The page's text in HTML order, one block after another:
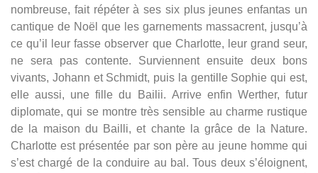
nombreuse, fait répéter à ses six plus jeunes enfantas un
cantique de Noël que les garnements massacrent, jusqu’à
ce qu’il leur fasse observer que Charlotte, leur grand seur,
ne sera pas contente. Surviennent ensuite deux bons
vivants, Johann et Schmidt, puis la gentille Sophie qui est,
elle aussi, une fille du Bailii. Arrive enfin Werther, futur
diplomate, qui se montre très sensible au charme rustique
de la maison du Bailli, et chante la grâce de la Nature.
Charlotte est présentée par son père au jeune homme qui
s’est chargé de la conduire au bal. Tous deux s’éloignent,